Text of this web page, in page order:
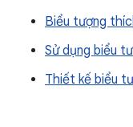
Biểu tượng
Sử dụng biểu
Thiết kế biểu